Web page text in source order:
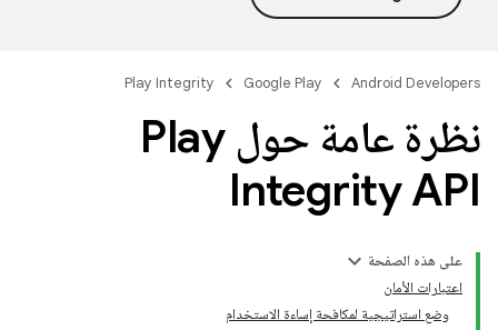
Android Developers
Google Play
Play Integrity
نظرة عامة حول Play
Integrity API
على هذه الصفحة
اعتبارات الأمان
وضع استراتيجية لمكافحة إساءة الاستخدام